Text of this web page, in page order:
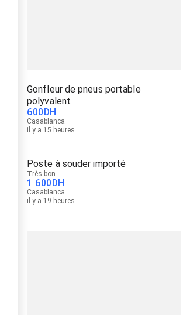
Gonfleur de pneus portable
polyvalent
600DH
Casablanca
il y a 15 heures
Poste à souder importé
Très bon
1 600DH
Casablanca
il y a 19 heures